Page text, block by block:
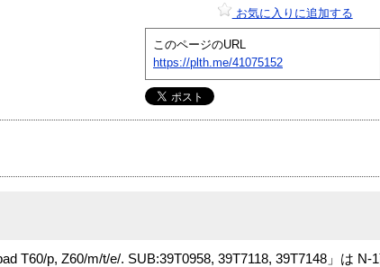
お気に入りに追加する
このページのURL
https://plth.me/41075152
T60/p, Z60/m/t/e/. SUB:39T0958, 39T7118, 39T7148」は N-1